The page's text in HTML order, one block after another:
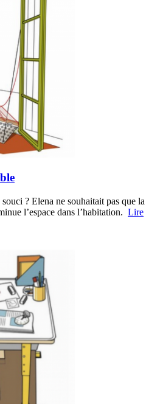
? Elena ne souhaitait pas que la
l’espace dans l’habitation. Lire